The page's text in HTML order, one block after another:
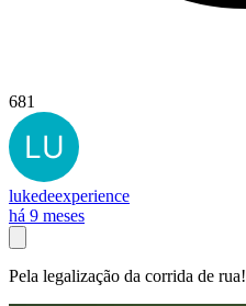
681
lukedeexperience
há 9 meses
Pela legalização da corrida de rua!